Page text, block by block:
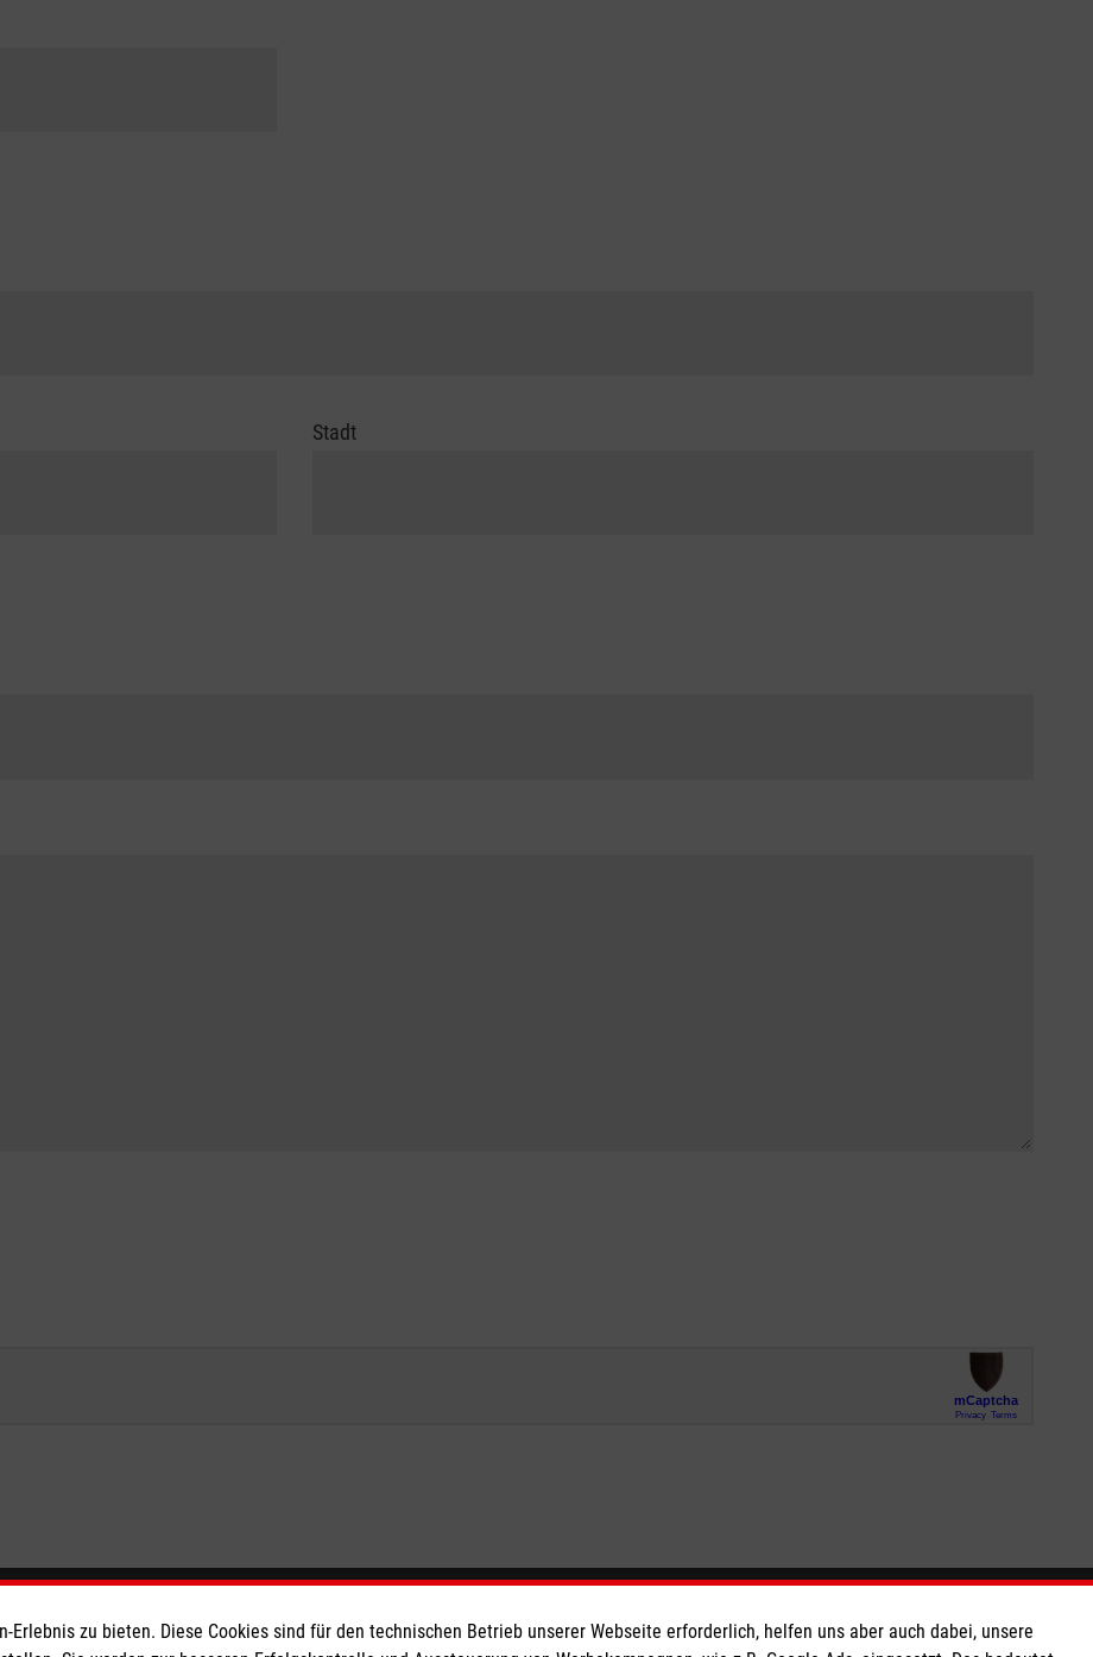
Stadt
Spendenkonto So finden Sie uns
Erlebnis zu bieten. Diese Cookies sind für den technischen Betrieb unserer Webseite erforderlich, helfen uns aber auch dabei, unsere